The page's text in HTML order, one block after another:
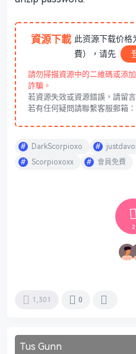
資源下載 此资源下载价格
費），请先
請勿掃描資源中的二維碼或添
詐騙。
若資源失效或資源錯誤，請留言
若有任何疑問請聯繫客服郵箱
DarkScorpioxo
Scorpioxoxx
會員免費
2
1,301 0
Tus Gunn